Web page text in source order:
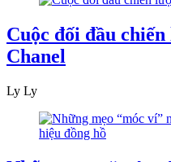
Cuộc đối đầu
Chanel
Ly Ly